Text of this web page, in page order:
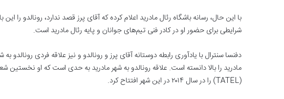
با این حال، رسانه باشگاه رئال مادرید اعلام کرده که آقای پرز قصد ندارد، رونالدو را
شرایطی برای حضور او در کادر فنی تیم‌های جوانان و پایه رئال مادرید است.
دفنسا سنترال با یادآوری رابطه دوستانه آقای پرز و رونالدو و نیز علاقه فردی رونالدو
مادرید را بالا دانسته است. علاقه رونالدو به شهر مادرید به حدی است که او نخستین
(TATEL) را در سال ۲۰۱۴ در این شهر افتتاح کرد.